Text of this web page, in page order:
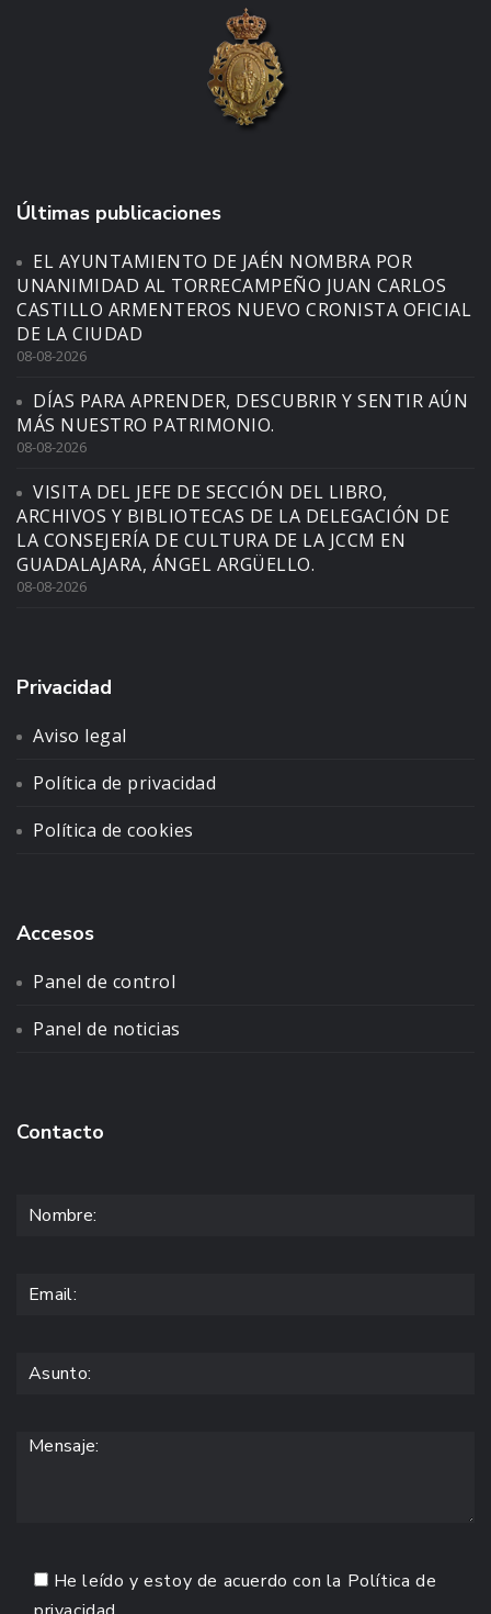
Últimas publicaciones
EL AYUNTAMIENTO DE JAÉN NOMBRA POR
UNANIMIDAD AL TORRECAMPEÑO JUAN CARLOS
CASTILLO ARMENTEROS NUEVO CRONISTA OFICIAL
DE LA CIUDAD
08-08-2026
DÍAS PARA APRENDER, DESCUBRIR Y SENTIR AÚN
MÁS NUESTRO PATRIMONIO.
08-08-2026
VISITA DEL JEFE DE SECCIÓN DEL LIBRO,
ARCHIVOS Y BIBLIOTECAS DE LA DELEGACIÓN DE
LA CONSEJERÍA DE CULTURA DE LA JCCM EN
GUADALAJARA, ÁNGEL ARGÜELLO.
08-08-2026
Privacidad
Aviso legal
Política de privacidad
Política de cookies
Accesos
Panel de control
Panel de noticias
Contacto
He leído y estoy de acuerdo con la Política de